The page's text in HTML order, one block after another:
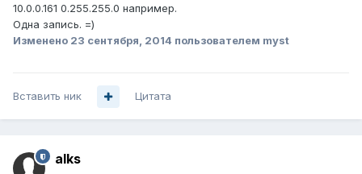
10.0.0.161 0.255.255.0 например.
Одна запись. =)
Изменено 23 сентября, 2014 пользователем myst
Вставить ник Цитата
alks